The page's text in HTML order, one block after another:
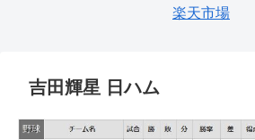
楽天市場
吉田輝星 日ハム
野球